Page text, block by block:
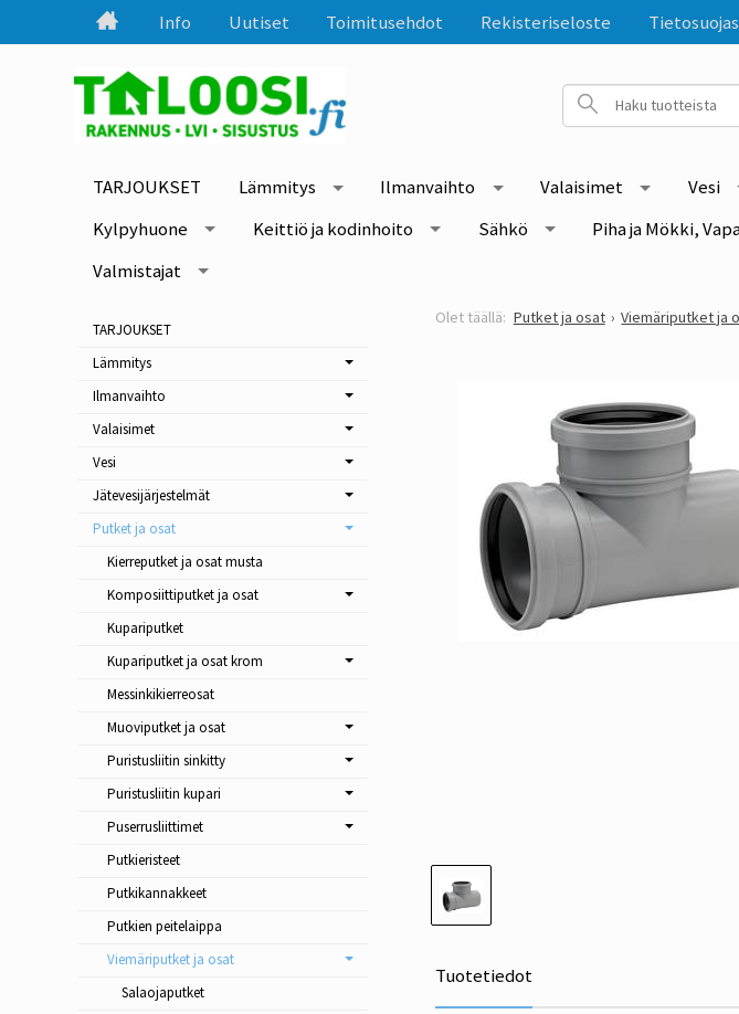
Info Uutiset Toimitusehdot Rekisteriseloste
TARJOUKSET Lämmitys Ilmanvaihto Valaisimet Vesi
Kylpyhuone
Keittiö ja kodinhoito Sähkö Piha ja Mökki,
Valmistajat
Putket ja osat Viemäriputket ja
Tuotetiedot
TARJOUKSET
Lämmitys
Ilmanvaihto
Valaisimet
Vesi
Jätevesijärjestelmät
Putket ja osat
Kierreputket ja osat musta
Komposiittiputket ja osat
Kupariputket
Kupariputket ja osat krom
Messinkikierreosat
Muoviputket ja osat
Puristusliitin sinkitty
Puristusliitin kupari
Puserrusliittimet
Putkieristeet
Putkikannakkeet
Putkien peitelaippa
Viemäriputket ja osat
Salaojaputket